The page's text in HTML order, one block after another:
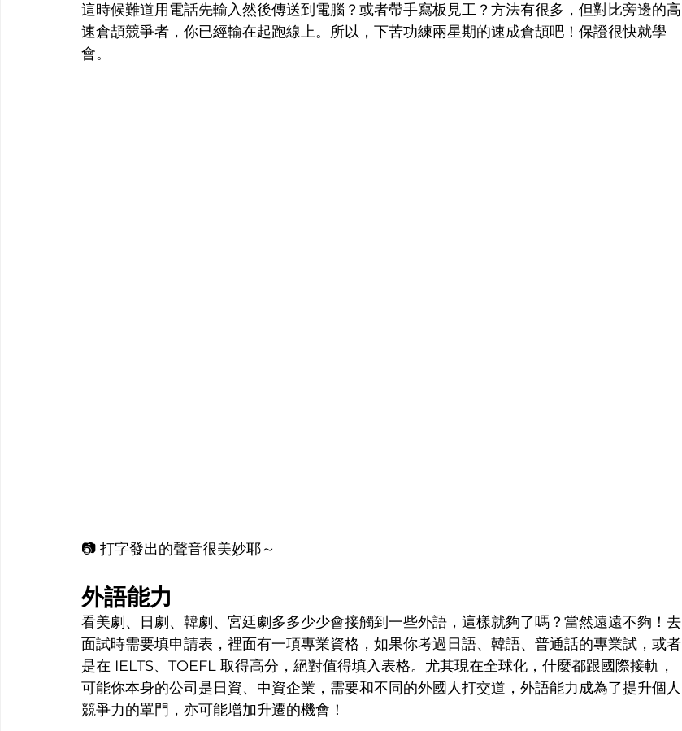
這時候難道用電話先輸入然後傳送到電腦？或者帶手寫板見工？方法有很多，但對比旁邊的高
速倉頡競爭者，你已經輸在起跑線上。所以，下苦功練兩星期的速成倉頡吧！保證很快就學
會。
📷 打字發出的聲音很美妙耶～
外語能力
看美劇、日劇、韓劇、宮廷劇多多少少會接觸到一些外語，這樣就夠了嗎？當然遠遠不夠！去
面試時需要填申請表，裡面有一項專業資格，如果你考過日語、韓語、普通話的專業試，或者
是在 IELTS、TOEFL 取得高分，絕對值得填入表格。尤其現在全球化，什麼都跟國際接軌，
可能你本身的公司是日資、中資企業，需要和不同的外國人打交道，外語能力成為了提升個人
競爭力的罩門，亦可能增加升遷的機會！